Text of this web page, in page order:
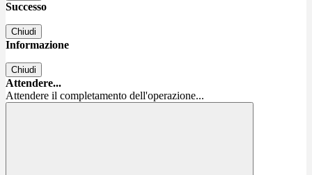
Successo
Chiudi
Informazione
Chiudi
Attendere...
Attendere il completamento dell'operazione...